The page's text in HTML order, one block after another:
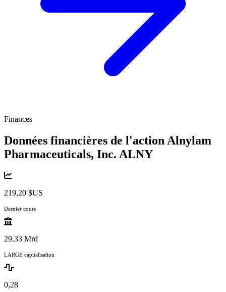
Finances
Données financières de l'action Alnylam
Pharmaceuticals, Inc. ALNY
219,20 $US
Dernier cours
29.33 Mrd
LARGE capitalisation
0,28